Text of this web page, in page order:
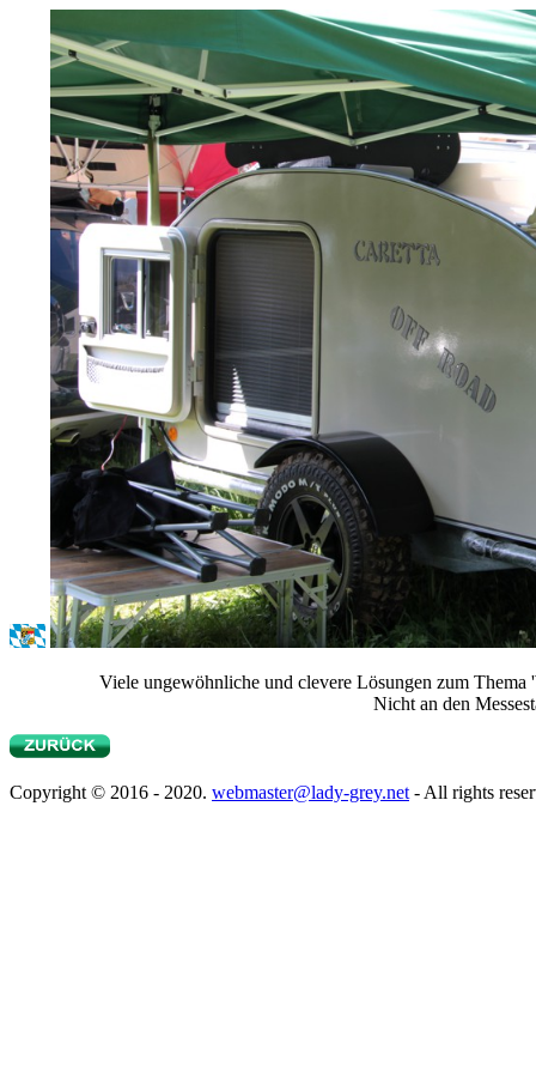
Viele ungewöhnliche und clevere Lösungen zum
Nicht an den
Copyright © 2016 - 2020. webmaster@lady-grey.net - All rights